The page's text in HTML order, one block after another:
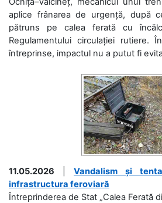
aplice frânarea de urgență, după
pătruns pe calea ferată cu
Regulamentului circulației rutiere.
întreprinse, impactul nu a putut fi
11.05.2026
Vandalism și
infrastructura feroviară
Întreprinderea de Stat „Calea Ferată